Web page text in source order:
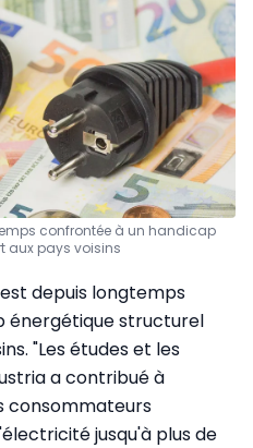
confrontée à un handicap
aux pays voisins
depuis longtemps
énergétique structurel
"Les études et les
a contribué à
consommateurs
jusqu'à plus de